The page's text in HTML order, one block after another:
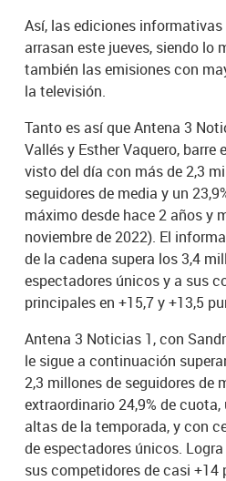
Así, las ediciones informativas
arrasan este jueves, siendo lo
también las emisiones con
la televisión.
Tanto es así que Antena 3
Vallés y Esther Vaquero, barre
visto del día con más de 2,3
seguidores de media y un
máximo desde hace 2 años y
noviembre de 2022). El
de la cadena supera los 3,4
espectadores únicos y a sus
principales en +15,7 y +13,5
Antena 3 Noticias 1, con
le sigue a continuación
2,3 millones de seguidores de
extraordinario 24,9% de
altas de la temporada, y con
de espectadores únicos.
sus competidores de casi +14